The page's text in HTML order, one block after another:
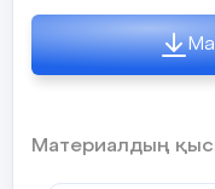
Өнеркәсіп
Үлкен-кіші
Материалдың